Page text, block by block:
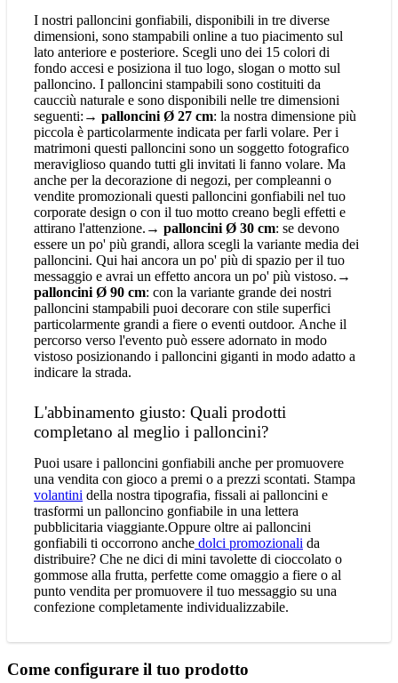
I nostri palloncini gonfiabili, disponibili in tre diverse
dimensioni, sono stampabili online a tuo piacimento sul
lato anteriore e posteriore. Scegli uno dei 15 colori di
fondo accesi e posiziona il tuo logo, slogan o motto sul
palloncino. I palloncini stampabili sono costituiti da
caucciù naturale e sono disponibili nelle tre dimensioni
seguenti:→ palloncini Ø 27 cm: la nostra dimensione più
piccola è particolarmente indicata per farli volare. Per i
matrimoni questi palloncini sono un soggetto fotografico
meraviglioso quando tutti gli invitati li fanno volare. Ma
anche per la decorazione di negozi, per compleanni o
vendite promozionali questi palloncini gonfiabili nel tuo
corporate design o con il tuo motto creano begli effetti e
attirano l'attenzione.→ palloncini Ø 30 cm: se devono
essere un po' più grandi, allora scegli la variante media dei
palloncini. Qui hai ancora un po' più di spazio per il tuo
messaggio e avrai un effetto ancora un po' più vistoso.→
palloncini Ø 90 cm: con la variante grande dei nostri
palloncini stampabili puoi decorare con stile superfici
particolarmente grandi a fiere o eventi outdoor. Anche il
percorso verso l'evento può essere adornato in modo
vistoso posizionando i palloncini giganti in modo adatto a
indicare la strada.
L'abbinamento giusto: Quali prodotti
completano al meglio i palloncini?
Puoi usare i palloncini gonfiabili anche per promuovere
una vendita con gioco a premi o a prezzi scontati. Stampa
volantini della nostra tipografia, fissali ai palloncini e
trasformi un palloncino gonfiabile in una lettera
pubblicitaria viaggiante.Oppure oltre ai palloncini
gonfiabili ti occorrono anche dolci promozionali da
distribuire? Che ne dici di mini tavolette di cioccolato o
gommose alla frutta, perfette come omaggio a fiere o al
punto vendita per promuovere il tuo messaggio su una
confezione completamente individualizzabile.
Come configurare il tuo prodotto